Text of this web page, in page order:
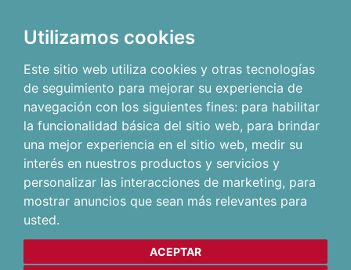
Utilizamos cookies
Este sitio web utiliza cookies y otras tecnologías
de seguimiento para mejorar su experiencia de
navegación con los siguientes fines: para habilitar
la funcionalidad básica del sitio web, para brindar
una mejor experiencia en el sitio web, medir su
interés en nuestros productos y servicios y
personalizar las interacciones de marketing, para
mostrar anuncios que sean más relevantes para
usted.
ACEPTAR